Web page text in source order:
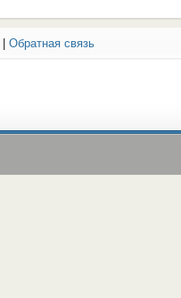
Обратная связь